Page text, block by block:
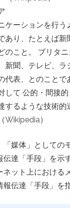
ケーションを行う
あり、たとえば新
のこと。 ブリタ
新聞、テレビ、ラ
代表、とのことで
して 公的・間接
するような技術的
Wikipedia）
「媒体」としての
伝達「手段」を示
ット上における
伝達「手段」を